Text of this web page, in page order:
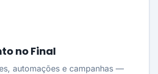
no Final
automações e campanhas —